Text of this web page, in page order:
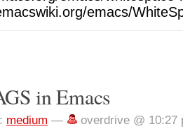
emacs/
in Emacs
medium — overdrive @ 10:27